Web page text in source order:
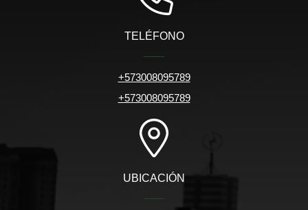
TELÉFONO
+573008095789
+573008095789
UBICACIÓN